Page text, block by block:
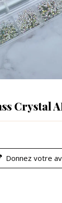
Crystal
Donnez votre